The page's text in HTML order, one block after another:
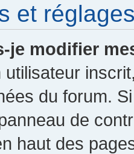
et
je modifier
utilisateur
du forum.
de
haut des